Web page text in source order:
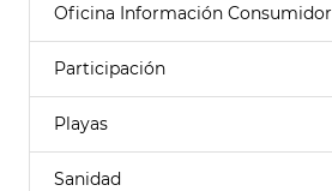
Oficina Información Consumidor
Participación
Playas
Sanidad